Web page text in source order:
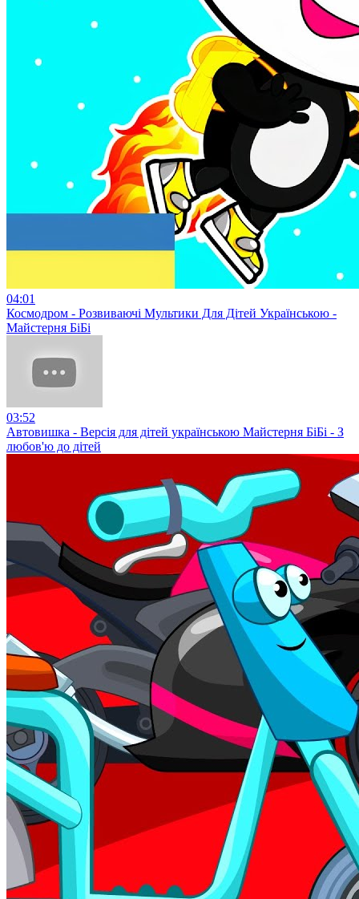
04:01
Космодром - Pозвиваючі Mультики Для Дітей Українською -
Майстерня БіБі
03:52
Автовишка - Версія для дітей українською Майстерня БіБі - З
любов'ю до дітей